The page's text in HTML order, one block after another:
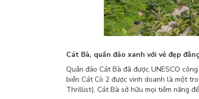
Cát Bà, quần đảo xanh với vẻ đẹp
Quần đảo Cát Bà đã được UNESCO
biển Cát Cò 2 được vinh doanh là một
Thrillist), Cát Bà sở hữu mọi tiềm năng